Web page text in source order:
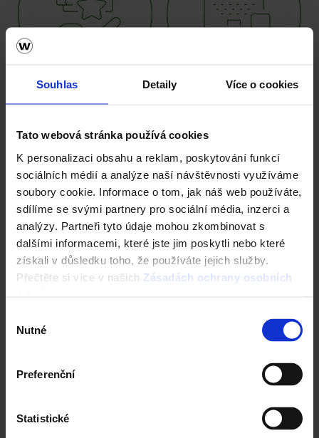
Souhlas Detaily Více o cookies
Tato webová stránka používá cookies
K personalizaci obsahu a reklam, poskytování funkcí
sociálních médií a analýze naší návštěvnosti využíváme
soubory cookie. Informace o tom, jak náš web používáte,
sdílíme se svými partnery pro sociální média, inzerci a
analýzy. Partneři tyto údaje mohou zkombinovat s
dalšími informacemi, které jste jim poskytli nebo které
získali v důsledku toho, že používáte jejich služby.
Přečtěte si více v našich Zásadách ochrany osobních
souhlasu
Nutné
Preferenční
Statistické
a systém bonusů
(notebook, tablet, telefon)
MultiSport karta
Akciový program pro
zaměstnance